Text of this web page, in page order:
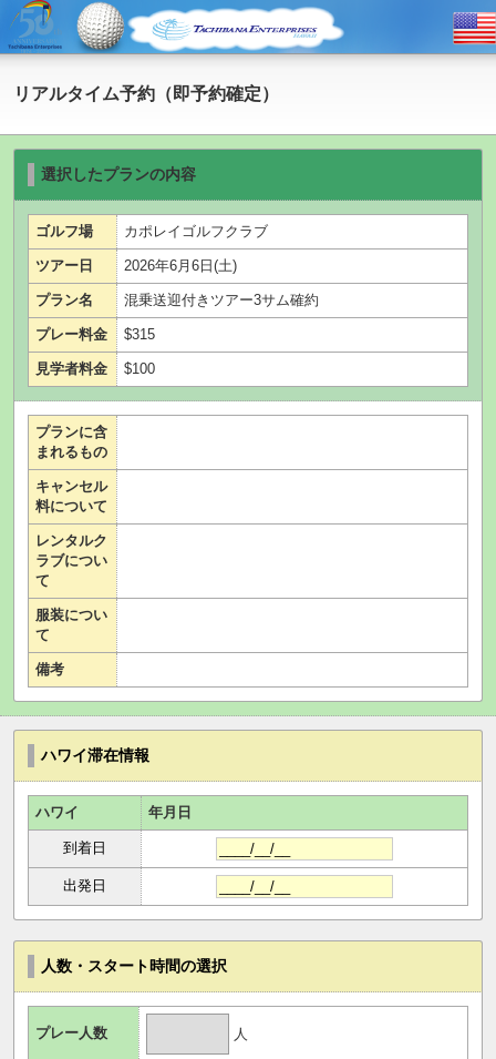
リアルタイム予約（即予約確定）
選択したプランの内容
ゴルフ場 カポレイゴルフクラブ
ツアー日 2026年6月6日(土)
プラン名 混乗送迎付きツアー3サム確約
プレー料金 $315
見学者料金 $100
プランに含
まれるもの
キャンセル
料について
レンタルク
ラブについ
て
服装につい
て
備考
ハワイ滞在情報
ハワイ 年月日
到着日
出発日
人数・スタート時間の選択
プレー人数 人